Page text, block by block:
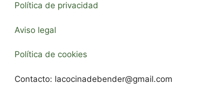
Política de privacidad
Aviso legal
Política de cookies
Contacto: lacocinadebender@gmail.com